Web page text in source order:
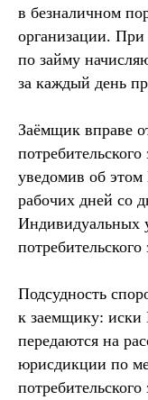
в безналичном
организации.
по займу
за каждый день
Заёмщик вправе
уведомив об
рабочих дней со
Индивидуальных
потребительского
Подсудность
к заемщику:
передаются на
юрисдикции по